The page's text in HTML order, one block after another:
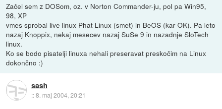
Začel sem z DOSom, oz. v Norton Commander-ju, pol pa Win95,
98, XP
vmes sprobal live linux Phat Linux (smet) in BeOS (kar OK). Pa leto
nazaj Knoppix, nekaj mesecev nazaj SuSe 9 in nazadnje SloTech
linux.
Ko se bodo pisatelji linuxa nehali preseravat preskočim na Linux
dokončno :)
sash
::8. maj 2004, 20:21